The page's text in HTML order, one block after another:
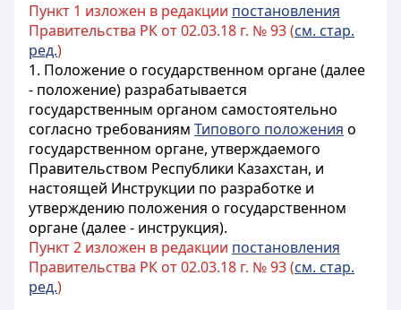
Пункт 1 изложен в редакции постановления
Правительства РК от 02.03.18 г. № 93 (см. стар.
ред.)
1. Положение о государственном органе (далее
- положение) разрабатывается
государственным органом самостоятельно
согласно требованиям Типового положения о
государственном органе, утверждаемого
Правительством Республики Казахстан, и
настоящей Инструкции по разработке и
утверждению положения о государственном
органе (далее - инструкция).
Пункт 2 изложен в редакции постановления
Правительства РК от 02.03.18 г. № 93 (см. стар.
ред.)